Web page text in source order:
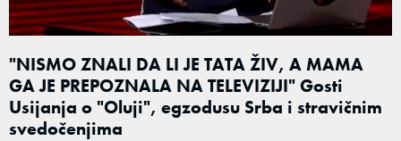
"NISMO ZNALI DA LI JE TATA ŽIV, A MAMA
GA JE PREPOZNALA NA TELEVIZIJI" Gosti
Usijanja o "Oluji", egzodusu Srba i stravičnim
svedočenjima